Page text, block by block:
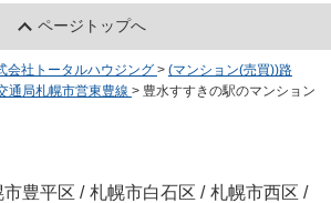
ページトップへ
会社トータルハウジング > (マンション(売買))路
通局札幌市営東豊線 > 豊水すすきの駅のマンション
市豊平区 / 札幌市白石区 / 札幌市西区 /